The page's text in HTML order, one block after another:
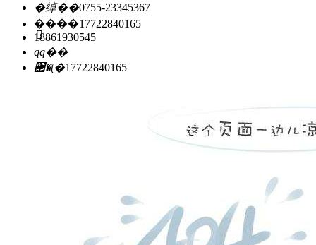
�绰��0755-23345367
�ֻ���17722840165
18861930545
qq��
΢�ţ�17722840165